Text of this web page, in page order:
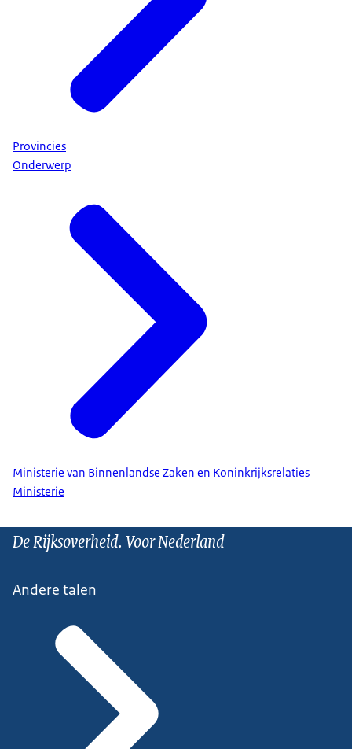
Provincies
Onderwerp
Ministerie van Binnenlandse Zaken en Koninkrijksrelaties
Ministerie
De Rijksoverheid. Voor Nederland
Andere talen